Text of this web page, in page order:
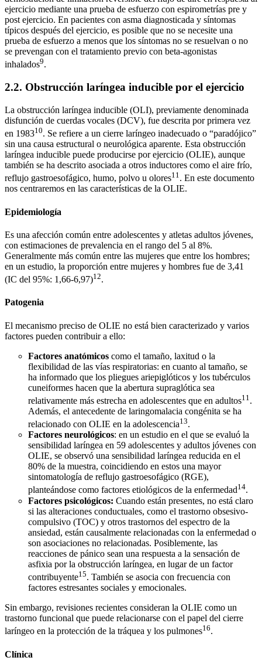
ejercicio mediante una prueba de esfuerzo con espirometrías pre y
post ejercicio. En pacientes con asma diagnosticada y síntomas
típicos después del ejercicio, es posible que no se necesite una
prueba de esfuerzo a menos que los síntomas no se resuelvan o no
se prevengan con el tratamiento previo con beta-agonistas
inhalados9.
2.2. Obstrucción laríngea inducible por el ejercicio
La obstrucción laríngea inducible (OLI), previamente denominada
disfunción de cuerdas vocales (DCV), fue descrita por primera vez
en 198310. Se refiere a un cierre laríngeo inadecuado o “paradójico”
sin una causa estructural o neurológica aparente. Esta obstrucción
laríngea inducible puede producirse por ejercicio (OLIE), aunque
también se ha descrito asociada a otros inductores como el aire frío,
reflujo gastroesofágico, humo, polvo u olores11 . En este documento
nos centraremos en las características de la OLIE.
Epidemiología
Es una afección común entre adolescentes y atletas adultos jóvenes,
con estimaciones de prevalencia en el rango del 5 al 8%.
Generalmente más común entre las mujeres que entre los hombres;
en un estudio, la proporción entre mujeres y hombres fue de 3,41
(IC del 95%: 1,66-6,97)12.
Patogenia
El mecanismo preciso de OLIE no está bien caracterizado y varios
factores pueden contribuir a ello:
Factores anatómicos como el tamaño, laxitud o la
flexibilidad de las vías respiratorias: en cuanto al tamaño, se
ha informado que los pliegues ariepiglóticos y los tubérculos
cuneiformes hacen que la abertura supraglótica sea
relativamente más estrecha en adolescentes que en adultos11 .
Además, el antecedente de laringomalacia congénita se ha
relacionado con OLIE en la adolescencia13.
Factores neurológicos: en un estudio en el que se evaluó la
sensibilidad laríngea en 59 adolescentes y adultos jóvenes con
OLIE, se observó una sensibilidad laríngea reducida en el
80% de la muestra, coincidiendo en estos una mayor
sintomatología de reflujo gastroesofágico (RGE),
planteándose como factores etiológicos de la enfermedad14.
Factores psicológicos: Cuando están presentes, no está claro
si las alteraciones conductuales, como el trastorno obsesivo-
compulsivo (TOC) y otros trastornos del espectro de la
ansiedad, están causalmente relacionadas con la enfermedad o
son asociaciones no relacionadas. Posiblemente, las
reacciones de pánico sean una respuesta a la sensación de
asfixia por la obstrucción laríngea, en lugar de un factor
contribuyente15. También se asocia con frecuencia con
factores estresantes sociales y emocionales.
Sin embargo, revisiones recientes consideran la OLIE como un
trastorno funcional que puede relacionarse con el papel del cierre
laríngeo en la protección de la tráquea y los pulmones16.
Clínica